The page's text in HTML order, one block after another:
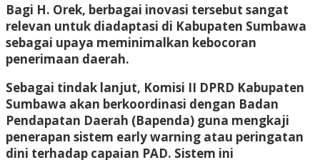
Bagi H. Orek, berbagai inovasi tersebut sangat
relevan untuk diadaptasi di Kabupaten Sumbawa
sebagai upaya meminimalkan kebocoran
penerimaan daerah.
Sebagai tindak lanjut, Komisi II DPRD Kabupaten
Sumbawa akan berkoordinasi dengan Badan
Pendapatan Daerah (Bapenda) guna mengkaji
penerapan sistem early warning atau peringatan
dini terhadap capaian PAD. Sistem ini